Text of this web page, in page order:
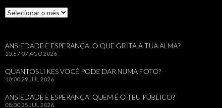
Arquivos
ANSIEDADE E ESPERANÇA: O QUE GRITA A TUA ALMA?
10:57 07 AGO 2026
QUANTOS LIKES VOCÊ PODE DAR NUMA FOTO?
10:00 29 JUL 2026
ANSIEDADE E ESPERANÇA: QUEM É O TEU PÚBLICO?
08:00 25 JUL 2026